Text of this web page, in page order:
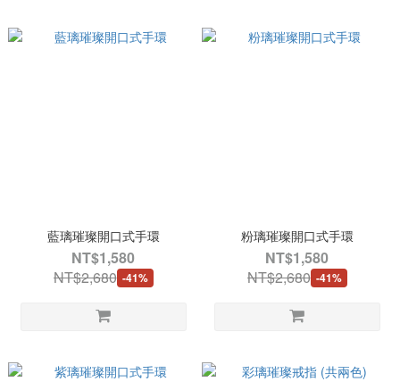
藍璃璀璨開口式手環
NT$1,580
NT$2,680 -41%
粉璃璀璨開口式手環
NT$1,580
NT$2,680 -41%